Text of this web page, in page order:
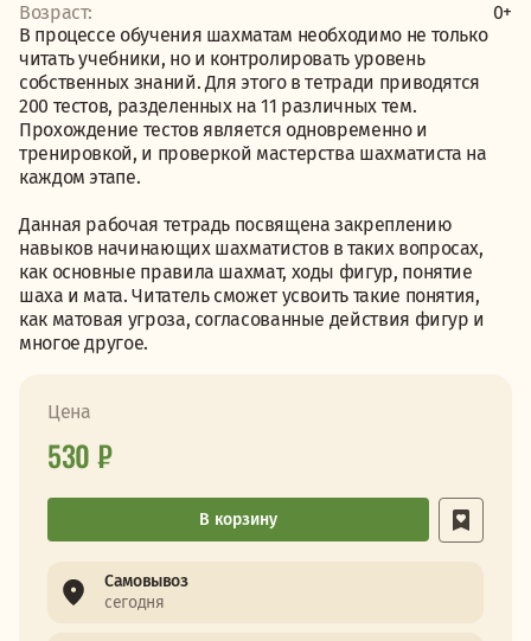
Возраст:
0+
В процессе обучения шахматам необходимо не только
читать учебники, но и контролировать уровень
собственных знаний. Для этого в тетради приводятся
200 тестов, разделенных на 11 различных тем.
Прохождение тестов является одновременно и
тренировкой, и проверкой мастерства шахматиста на
каждом этапе.
Данная рабочая тетрадь посвящена закреплению
навыков начинающих шахматистов в таких вопросах,
как основные правила шахмат, ходы фигур, понятие
шаха и мата. Читатель сможет усвоить такие понятия,
как матовая угроза, согласованные действия фигур и
многое другое.
Цена
530 ₽
В корзину
Самовывоз
сегодня